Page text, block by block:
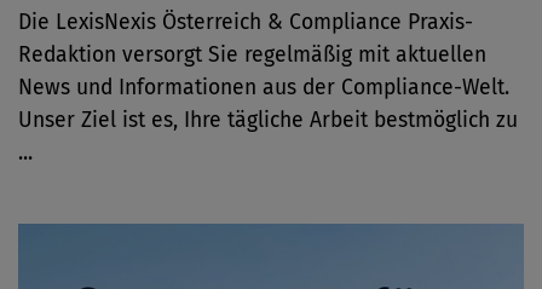
Die LexisNexis Österreich & Compliance Praxis-
Redaktion versorgt Sie regelmäßig mit aktuellen
News und Informationen aus der Compliance-Welt.
Unser Ziel ist es, Ihre tägliche Arbeit bestmöglich zu
...